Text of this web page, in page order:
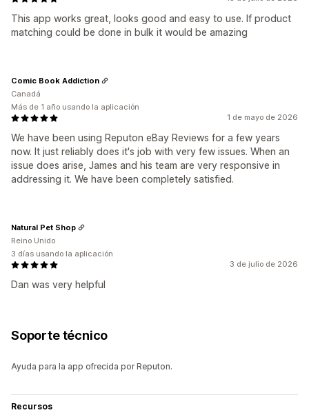
This app works great, looks good and easy to use. If product
matching could be done in bulk it would be amazing
1 de mayo de 2026
We have been using Reputon eBay Reviews for a few years
now. It just reliably does it's job with very few issues. When an
issue does arise, James and his team are very responsive in
addressing it. We have been completely satisfied.
Comic Book Addiction
Canadá
Más de 1 año usando la aplicación
3 de julio de 2026
Dan was very helpful
Natural Pet Shop
Reino Unido
3 días usando la aplicación
Soporte técnico
Ayuda para la app ofrecida por Reputon.
Recursos